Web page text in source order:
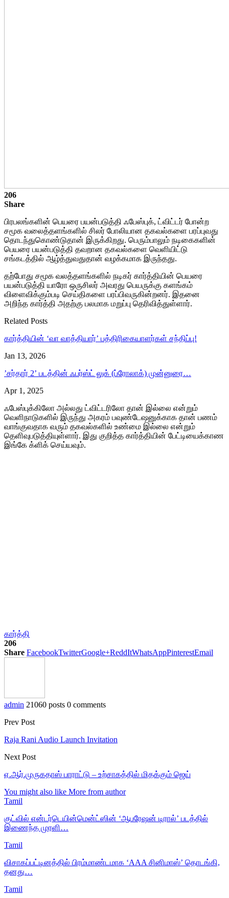
206
Share
பிரபலங்களின் பெயரை பயன்படுத்தி ஃபேஸ்புக், ட்விட்டர் போன்ற
சமூக வலைத்தளங்களில் சிலர் போலியான தகவல்களை பரப்புவது
தொடந்துகொண்டுதான் இருக்கிறது. பெரும்பாலும் நடிகைகளின்
பெயரை பயன்படுத்தி தவறான தகவல்களை வெளியிட்டு
சங்கடத்தில் ஆழ்த்துவதுதான் வழக்கமாக இருந்தது.
தற்போது சமூக வலத்தளங்களில் நடிகர் கார்த்தியின் பெயரை
பயன்படுத்தி யாரோ ஒருசிலர் அவரது பெயருக்கு களங்கம்
விளைவிக்கும்படி செய்திகளை பரப்பிவருகின்றனர். இதனை
அறிந்த கார்த்தி அதற்கு பலமாக மறுப்பு தெரிவித்துள்ளார்.
Related Posts
கார்த்தியின் ‘வா வாத்தியார்’ பத்திரிகையாளர்கள் சந்திப்பு!
Jan 13, 2026
’சர்தார் 2’ படத்தின் ஃபர்ஸ்ட் லுக் (ப்ரோலாக்) முன்னுரை…
Apr 1, 2025
ஃபேஸ்புக்கிலோ அல்லது ட்விட்டரிலோ தான் இல்லை என்றும்
வெளிநாடுகளில் இருந்து அகரம் பவுண்டேஷனுக்காக தான் பணம்
வாங்குவதாக வரும் தகவல்களில் உண்மை இல்லை என்றும்
தெளிவுபடுத்தியுள்ளார். இது குறித்த கார்த்தியின் பேட்டியைக்காண
இங்கே க்ளிக் செய்யவும்.
கார்த்தி
206
Share FacebookTwitterGoogle+ReddItWhatsAppPinterestEmail
admin 21060 posts 0 comments
Prev Post
Raja Rani Audio Launch Invitation
Next Post
ஏ.ஆர்.முருகதாஸ் பாராட்டு – உற்சாகத்தில் மிதக்கும் ஜெய்
You might also like More from author
Tamil
குட்வில் என்டர்டெயின்மென்ட்ஸின் ‘ஆபரேஷன் டிரால்’ படத்தில்
இணைந்த முரளி…
Tamil
விசாகப்பட்டினத்தில் பிரம்மாண்டமாக ‘AAA சினிமாஸ்’ தொடங்கி,
தனது…
Tamil